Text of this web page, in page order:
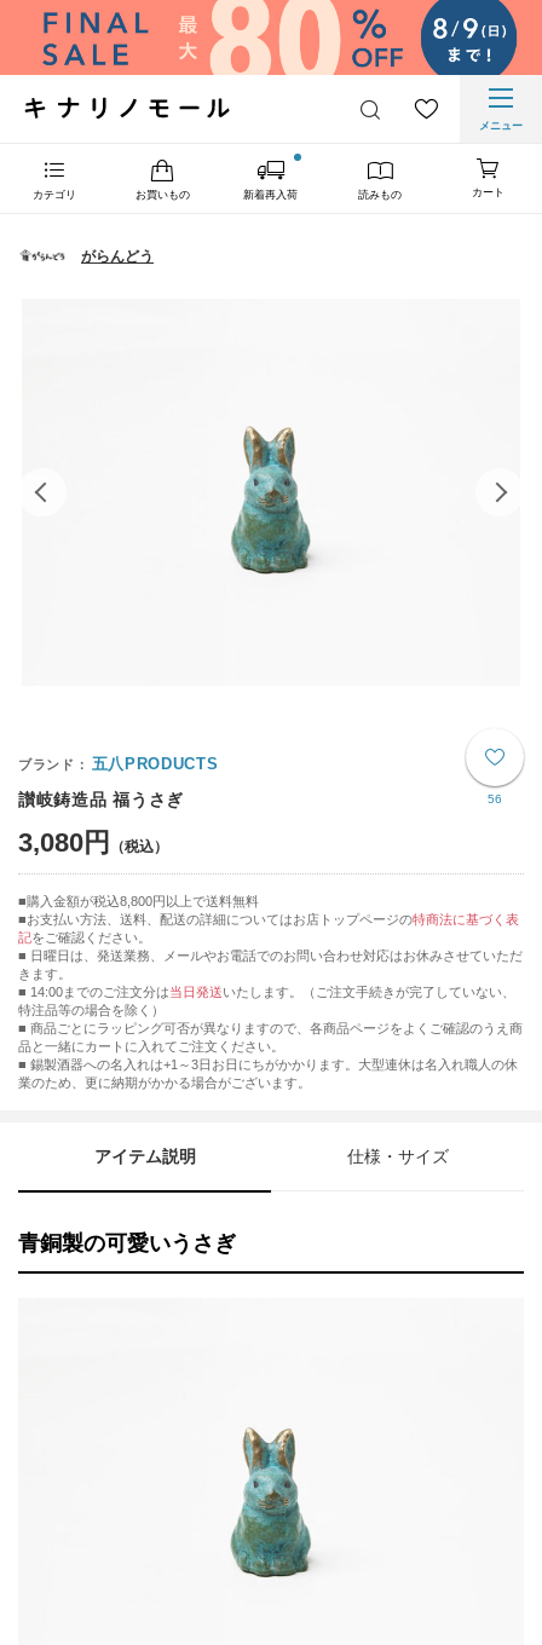
メニュー
カテゴリ お買いもの 新着再入荷 読みもの カート
がらんどう
56
五八PRODUCTS
讃岐鋳造品 福うさぎ
3,080円
購入金額が税込8,800円以上で送料無料
お支払い方法、送料、配送の詳細についてはお店トップページの特商法に基づく表
記をご確認ください。
■ 日曜日は、発送業務、メールやお電話でのお問い合わせ対応はお休みさせていただ
きます。
■ 14:00までのご注文分は当日発送いたします。（ご注文手続きが完了していない、
特注品等の場合を除く）
■ 商品ごとにラッピング可否が異なりますので、各商品ページをよくご確認のうえ商
品と一緒にカートに入れてご注文ください。
■ 錫製酒器への名入れは+1～3日お日にちがかかります。大型連休は名入れ職人の休
業のため、更に納期がかかる場合がございます。
アイテム説明 仕様・サイズ
青銅製の可愛いうさぎ